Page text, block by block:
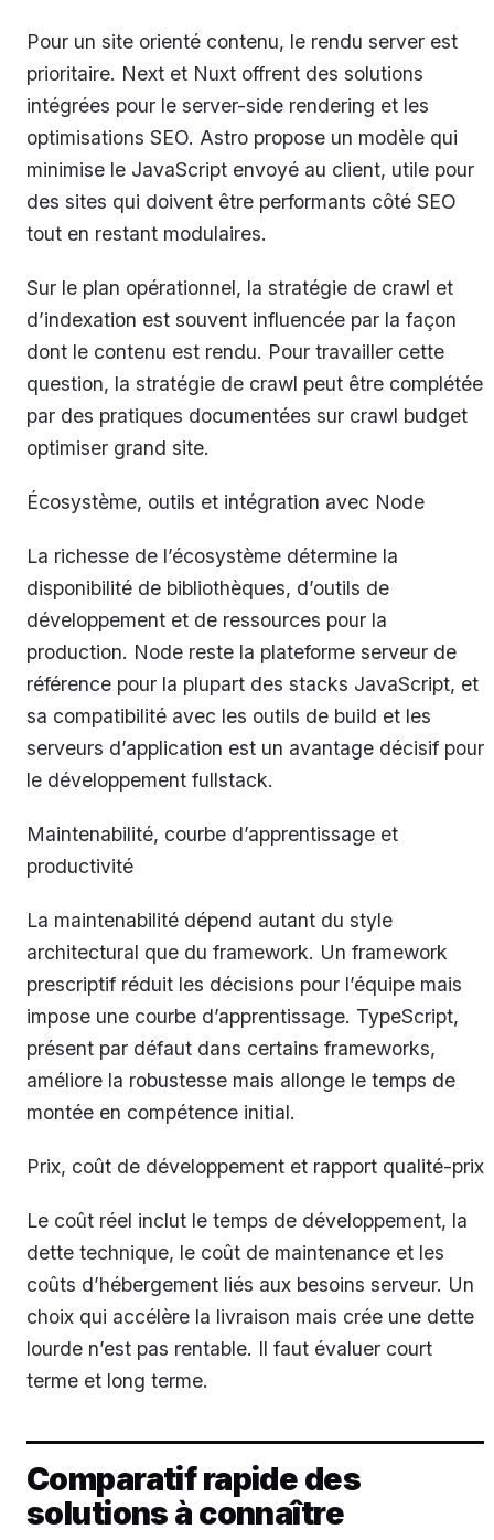
Pour un site orienté contenu, le rendu server est
prioritaire. Next et Nuxt offrent des solutions
intégrées pour le server-side rendering et les
optimisations SEO. Astro propose un modèle qui
minimise le JavaScript envoyé au client, utile pour
des sites qui doivent être performants côté SEO
tout en restant modulaires.
Sur le plan opérationnel, la stratégie de crawl et
d’indexation est souvent influencée par la façon
dont le contenu est rendu. Pour travailler cette
question, la stratégie de crawl peut être complétée
par des pratiques documentées sur crawl budget
optimiser grand site.
Écosystème, outils et intégration avec Node
La richesse de l’écosystème détermine la
disponibilité de bibliothèques, d’outils de
développement et de ressources pour la
production. Node reste la plateforme serveur de
référence pour la plupart des stacks JavaScript, et
sa compatibilité avec les outils de build et les
serveurs d’application est un avantage décisif pour
le développement fullstack.
Maintenabilité, courbe d’apprentissage et
productivité
La maintenabilité dépend autant du style
architectural que du framework. Un framework
prescriptif réduit les décisions pour l’équipe mais
impose une courbe d’apprentissage. TypeScript,
présent par défaut dans certains frameworks,
améliore la robustesse mais allonge le temps de
montée en compétence initial.
Prix, coût de développement et rapport qualité-prix
Le coût réel inclut le temps de développement, la
dette technique, le coût de maintenance et les
coûts d’hébergement liés aux besoins serveur. Un
choix qui accélère la livraison mais crée une dette
lourde n’est pas rentable. Il faut évaluer court
terme et long terme.
Comparatif rapide des
solutions à connaître